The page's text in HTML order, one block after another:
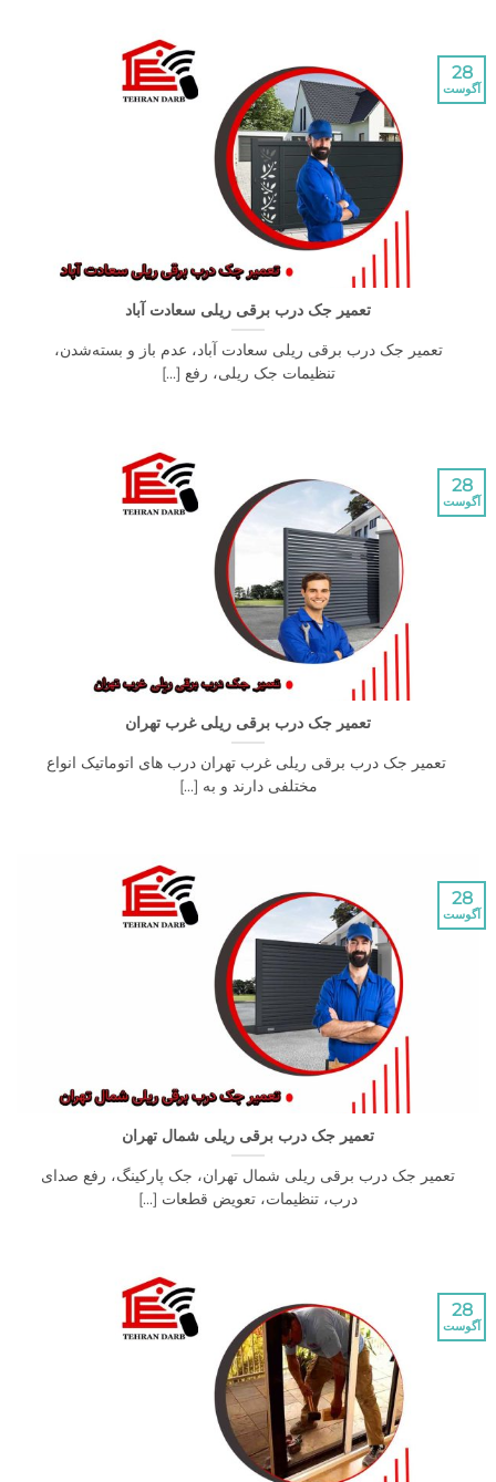
تعمیر جک درب برقی ریلی سعادت آباد
جک درب برقی ریلی سعادت آباد، عدم باز و بسته‌شدن،
تنظیمات جک ریلی، رفع [...]
تعمیر جک درب برقی ریلی غرب تهران
جک درب برقی ریلی غرب تهران درب های اتوماتیک انواع
مختلفی دارند و به [...]
تعمیر جک درب برقی ریلی شمال تهران
جک درب برقی ریلی شمال تهران، جک پارکینگ، رفع صدای
درب، تنظیمات، تعویض قطعات [...]